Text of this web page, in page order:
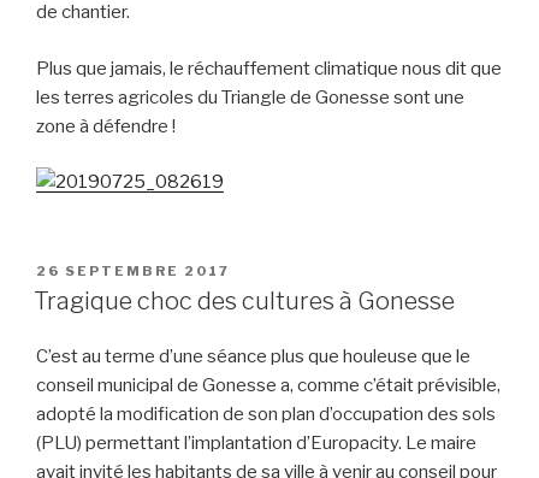
de chantier.
Plus que jamais, le réchauffement climatique nous dit que
les terres agricoles du Triangle de Gonesse sont une
zone à défendre !
PUBLIÉ
LE
26 SEPTEMBRE 2017
Tragique choc des cultures à Gonesse
C’est au terme d’une séance plus que houleuse que le
conseil municipal de Gonesse a, comme c’était prévisible,
adopté la modification de son plan d’occupation des sols
(PLU) permettant l’implantation d’Europacity. Le maire
avait invité les habitants de sa ville à venir au conseil pour